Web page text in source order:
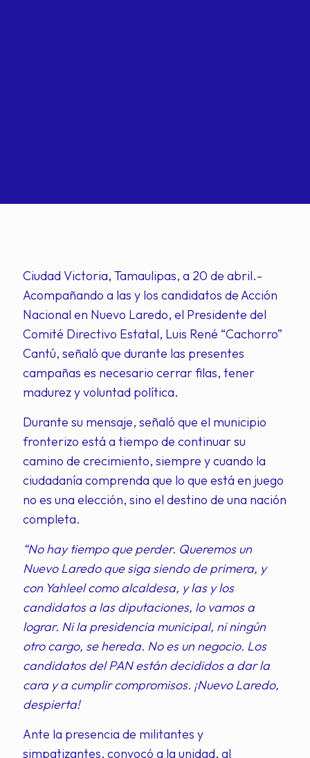
Ciudad Victoria, Tamaulipas, a 20 de abril.-
Acompañando a las y los candidatos de Acción
Nacional en Nuevo Laredo, el Presidente del
Comité Directivo Estatal, Luis René “Cachorro”
Cantú, señaló que durante las presentes
campañas es necesario cerrar filas, tener
madurez y voluntad política.
Durante su mensaje, señaló que el municipio
fronterizo está a tiempo de continuar su
camino de crecimiento, siempre y cuando la
ciudadanía comprenda que lo que está en juego
no es una elección, sino el destino de una nación
completa.
“No hay tiempo que perder. Queremos un
Nuevo Laredo que siga siendo de primera, y
con Yahleel como alcaldesa, y las y los
candidatos a las diputaciones, lo vamos a
lograr. Ni la presidencia municipal, ni ningún
otro cargo, se hereda. No es un negocio. Los
candidatos del PAN están decididos a dar la
cara y a cumplir compromisos. ¡Nuevo Laredo,
despierta!
Ante la presencia de militantes y
simpatizantes, convocó a la unidad, al